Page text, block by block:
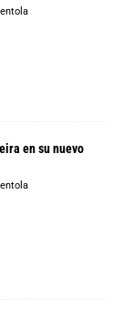
en su nuevo